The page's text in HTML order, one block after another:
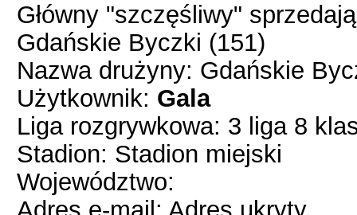
Główny "szczęśliwy"
Gdańskie Byczki (151)
Nazwa drużyny: Gdańskie
Użytkownik: Gala
Liga rozgrywkowa: 3 liga 8
Stadion: Stadion miejski
Województwo:
Adres e-mail: Adres ukryty